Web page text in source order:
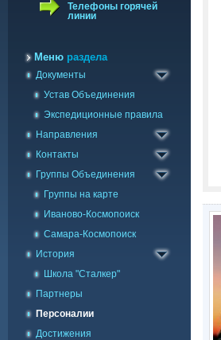
Телефоны горячей
линии
Меню раздела
Документы
Устав Объединения
Экспедиционные правила
Направления
Геологическое
Изучения полтергейста
Криптобиологическое
Уфологическое
Контакты
Отправить сообщение
Связь с группами
Ваши наблюдения
Наблюдения УФОсети
Заявка в Skype
Группы Объединения
Группы на карте
Иваново-Космопоиск
Самара-Космопоиск
История
Школа "Сталкер"
Партнеры
Персоналии
Достижения